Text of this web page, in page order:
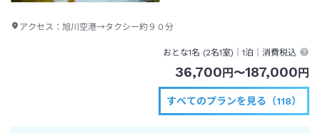
アクセス： 旭川空港→タクシー約９０分
おとな1名 (2名1室)｜1泊 ｜消費税込
36,700円〜187,000円
すべてのプランを見る（118）